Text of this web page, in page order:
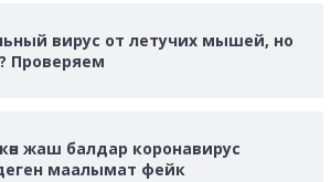
вирус от летучих мышей, но
Проверяем
жаш балдар коронавирус
маалымат фейк